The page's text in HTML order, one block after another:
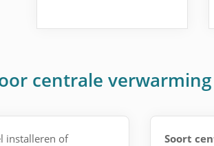
centrale
installeren of
Soort